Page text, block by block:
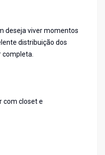
deseja viver momentos
distribuição dos
completa.
com closet e